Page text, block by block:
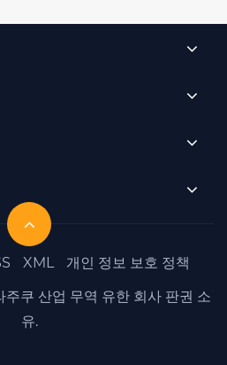
XML
개인 정보 보호 정책
쿠 산업 무역 유한 회사 판권 소
유.